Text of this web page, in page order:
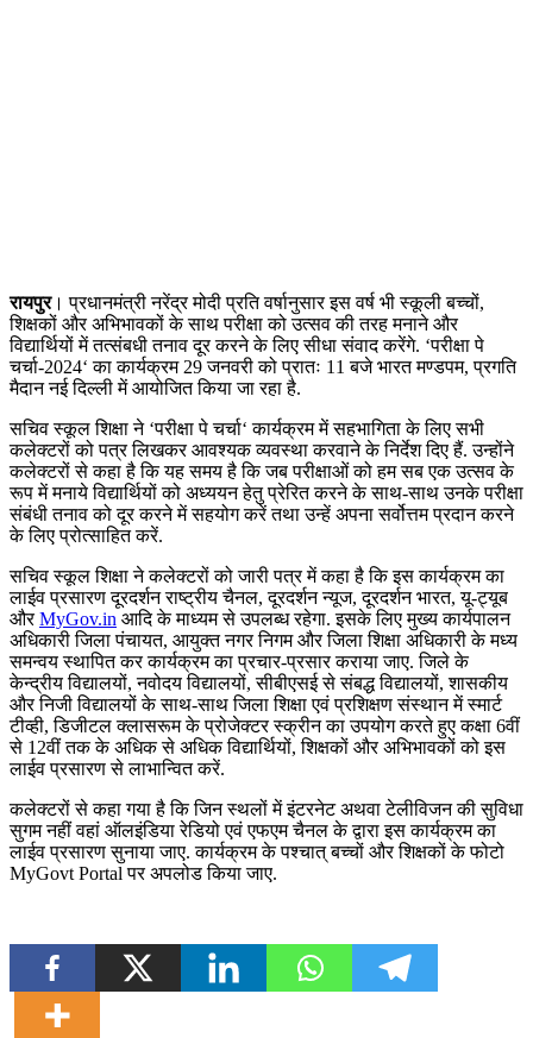
रायपुर। प्रधानमंत्री नरेंद्र मोदी प्रति वर्षानुसार इस वर्ष भी स्कूली बच्चों,
शिक्षकों और अभिभावकों के साथ परीक्षा को उत्सव की तरह मनाने और
विद्यार्थियों में तत्संबधी तनाव दूर करने के लिए सीधा संवाद करेंगे. ‘परीक्षा पे
चर्चा-2024‘ का कार्यक्रम 29 जनवरी को प्रातः 11 बजे भारत मण्डपम, प्रगति
मैदान नई दिल्ली में आयोजित किया जा रहा है.
सचिव स्कूल शिक्षा ने ‘परीक्षा पे चर्चा‘ कार्यक्रम में सहभागिता के लिए सभी
कलेक्टरों को पत्र लिखकर आवश्यक व्यवस्था करवाने के निर्देश दिए हैं. उन्होंने
कलेक्टरों से कहा है कि यह समय है कि जब परीक्षाओं को हम सब एक उत्सव के
रूप में मनाये विद्यार्थियों को अध्ययन हेतु प्रेरित करने के साथ-साथ उनके परीक्षा
संबंधी तनाव को दूर करने में सहयोग करें तथा उन्हें अपना सर्वोत्तम प्रदान करने
के लिए प्रोत्साहित करें.
सचिव स्कूल शिक्षा ने कलेक्टरों को जारी पत्र में कहा है कि इस कार्यक्रम का
लाईव प्रसारण दूरदर्शन राष्ट्रीय चैनल, दूरदर्शन न्यूज, दूरदर्शन भारत, यू-ट्यूब
औरMyGov.in आदि के माध्यम से उपलब्ध रहेगा. इसके लिए मुख्य कार्यपालन
अधिकारी जिला पंचायत, आयुक्त नगर निगम और जिला शिक्षा अधिकारी के मध्य
समन्वय स्थापित कर कार्यक्रम का प्रचार-प्रसार कराया जाए. जिले के
केन्द्रीय विद्यालयों, नवोदय विद्यालयों, सीबीएसई से संबद्ध विद्यालयों, शासकीय
और निजी विद्यालयों के साथ-साथ जिला शिक्षा एवं प्रशिक्षण संस्थान में स्मार्ट
टीव्ही, डिजीटल क्लासरूम के प्रोजेक्टर स्क्रीन का उपयोग करते हुए कक्षा 6वीं
से 12वीं तक के अधिक से अधिक विद्यार्थियों, शिक्षकों और अभिभावकों को इस
लाईव प्रसारण से लाभान्वित करें.
कलेक्टरों से कहा गया है कि जिन स्थलों में इंटरनेट अथवा टेलीविजन की सुविधा
सुगम नहीं वहां ऑलइंडिया रेडियो एवं एफएम चैनल के द्वारा इस कार्यक्रम का
लाईव प्रसारण सुनाया जाए. कार्यक्रम के पश्चात् बच्चों और शिक्षकों के फोटो
MyGovt Portal पर अपलोड किया जाए.